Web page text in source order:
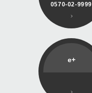
0570-02-9999
e+